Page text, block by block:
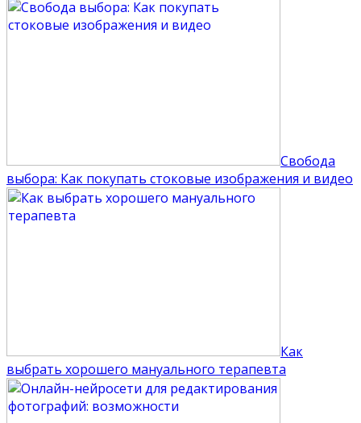
Свобода
выбора: Как покупать стоковые изображения и видео
Как
выбрать хорошего мануального терапевта